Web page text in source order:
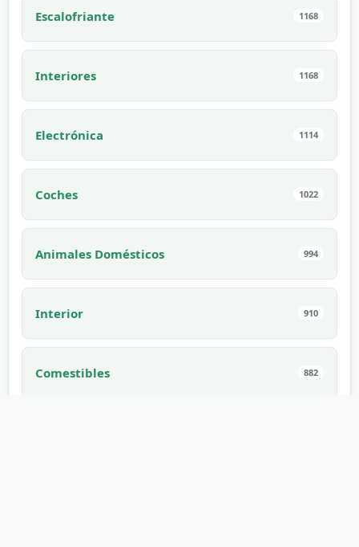
Escalofriante 1168
Interiores 1168
Electrónica 1114
Coches 1022
Animales Domésticos 994
Interior 910
Comestibles 882